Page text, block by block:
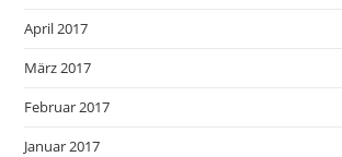
April 2017
März 2017
Februar 2017
Januar 2017